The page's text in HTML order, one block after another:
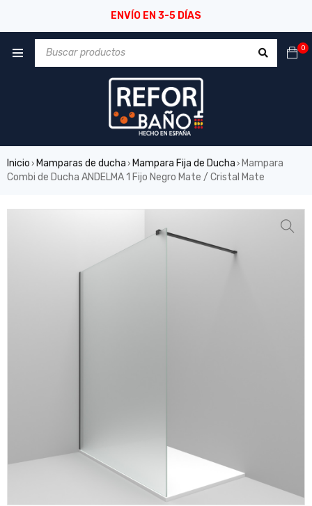
ENVÍO EN 3-5 DÍAS
0
Inicio › Mamparas de ducha › Mampara Fija de Ducha › Mampara
Combi de Ducha ANDELMA 1 Fijo Negro Mate / Cristal Mate